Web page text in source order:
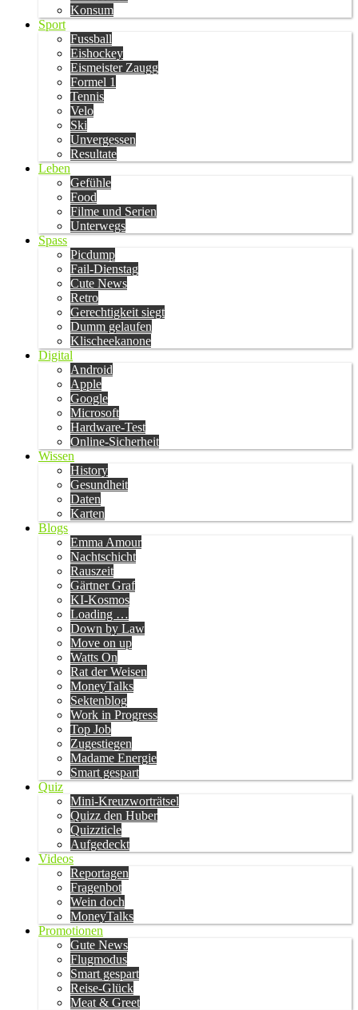
Konsum
Sport
Fussball
Eishockey
Eismeister Zaugg
Formel 1
Tennis
Velo
Ski
Unvergessen
Resultate
Leben
Gefühle
Food
Filme und Serien
Unterwegs
Spass
Picdump
Fail-Dienstag
Cute News
Retro
Gerechtigkeit siegt
Dumm gelaufen
Klischeekanone
Digital
Android
Apple
Google
Microsoft
Hardware-Test
Online-Sicherheit
Wissen
History
Gesundheit
Daten
Karten
Blogs
Emma Amour
Nachtschicht
Rauszeit
Gärtner Graf
KI-Kosmos
Loading …
Down by Law
Move on up
Watts On
Rat der Weisen
MoneyTalks
Sektenblog
Work in Progress
Top Job
Zugestiegen
Madame Energie
Smart gespart
Quiz
Mini-Kreuzworträtsel
Quizz den Huber
Quizzticle
Aufgedeckt
Videos
Reportagen
Fragenbot
Wein doch
MoneyTalks
Promotionen
Gute News
Flugmodus
Smart gespart
Reise-Glück
Meat & Greet